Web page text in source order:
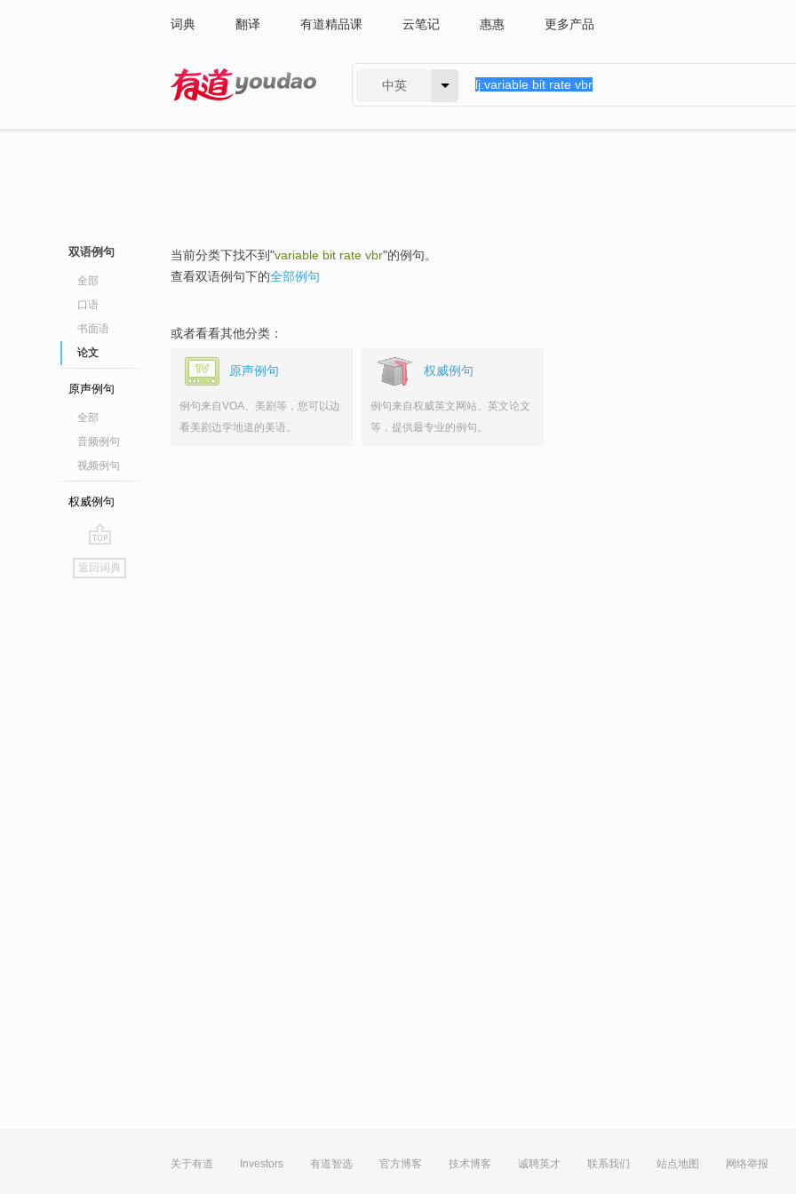
词典 翻译 有道精品课 云笔记 惠惠 更多产品
中英
双语例句
全部
口语
书面语
论文
原声例句
全部
音频例句
视频例句
权威例句
go
top
返回词典
当前分类下找不到"variable bit rate vbr"的例句。
查看双语例句下的全部例句
或者看看其他分类：
原声例句
例句来自VOA、美剧等，您可以边
看美剧边学地道的美语。
权威例句
例句来自权威英文网站、英文论文
等，提供最专业的例句。
关于有道 Investors 有道智选 官方博客 技术博客 诚聘英才 联系我们 站点地图 网络举报